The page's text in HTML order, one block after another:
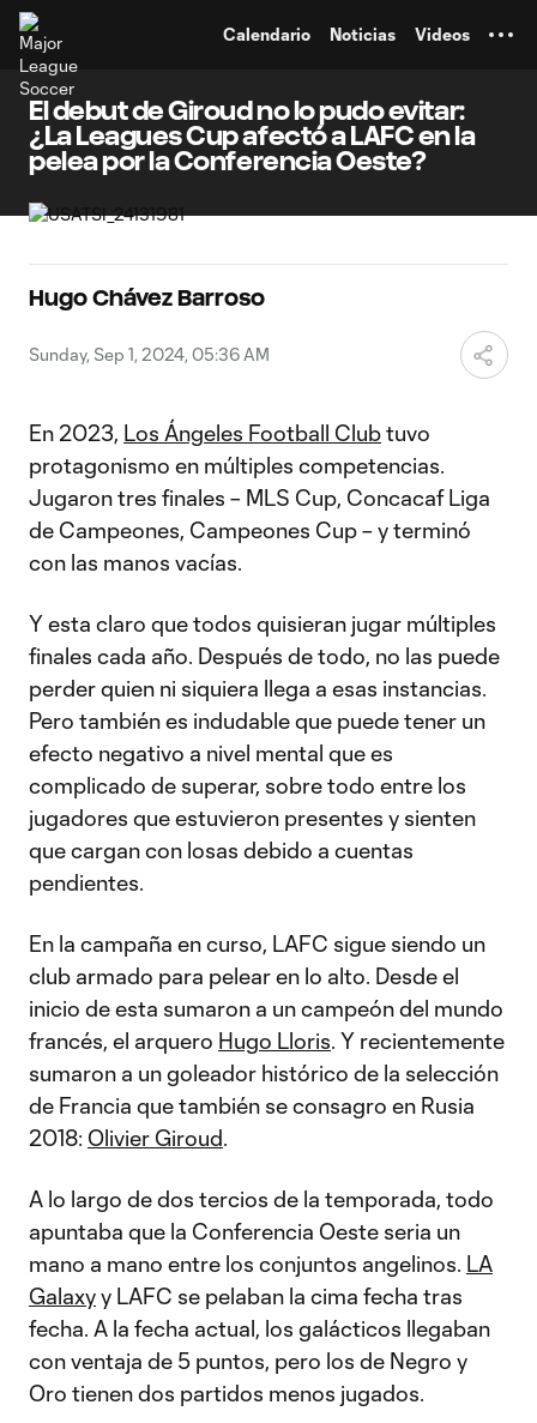
Calendario Noticias Videos
El debut de Giroud no lo pudo evitar:
¿La Leagues Cup afectó a LAFC en la
pelea por la Conferencia Oeste?
Hugo Chávez Barroso
Sunday, Sep 1, 2024, 05:36 AM
En 2023, Los Ángeles Football Clubtuvo
protagonismo en múltiples competencias.
Jugaron tres finales – MLS Cup, Concacaf Liga
de Campeones, Campeones Cup – y terminó
con las manos vacías.
Y esta claro que todos quisieran jugar múltiples
finales cada año. Después de todo, no las puede
perder quien ni siquiera llega a esas instancias.
Pero también es indudable que puede tener un
efecto negativo a nivel mental que es
complicado de superar, sobre todo entre los
jugadores que estuvieron presentes y sienten
que cargan con losas debido a cuentas
pendientes.
En la campaña en curso, LAFC sigue siendo un
club armado para pelear en lo alto. Desde el
inicio de esta sumaron a un campeón del mundo
francés, el arquero Hugo Lloris. Y recientemente
sumaron a un goleador histórico de la selección
de Francia que también se consagro en Rusia
2018: Olivier Giroud.
A lo largo de dos tercios de la temporada, todo
apuntaba que la Conferencia Oeste seria un
mano a mano entre los conjuntos angelinos. LA
Galaxyy LAFC se pelaban la cima fecha tras
fecha. A la fecha actual, los galácticos llegaban
con ventaja de 5 puntos, pero los de Negro y
Oro tienen dos partidos menos jugados.